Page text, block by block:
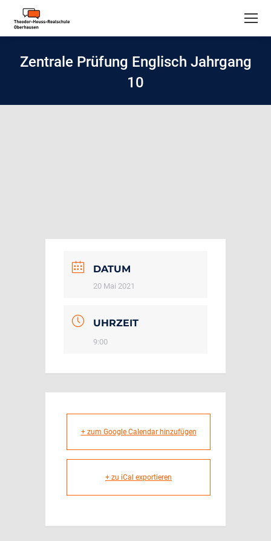
Zentrale Prüfung Englisch Jahrgang
10
DATUM
20 Mai 2021
UHRZEIT
9:00
+ zum Google Calendar hinzufügen
+ zu iCal exportieren